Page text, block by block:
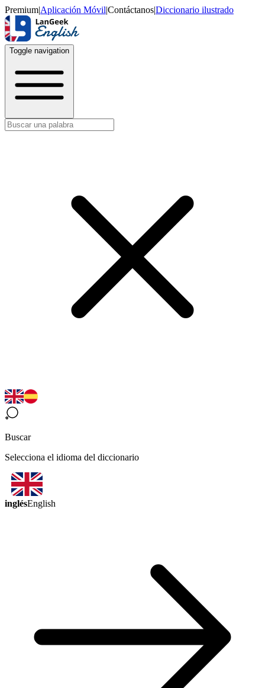
Premium|Aplicación Móvil|Contáctanos|Diccionario ilustrado
Toggle navigation
Buscar
Selecciona el idioma del diccionario
inglésEnglish